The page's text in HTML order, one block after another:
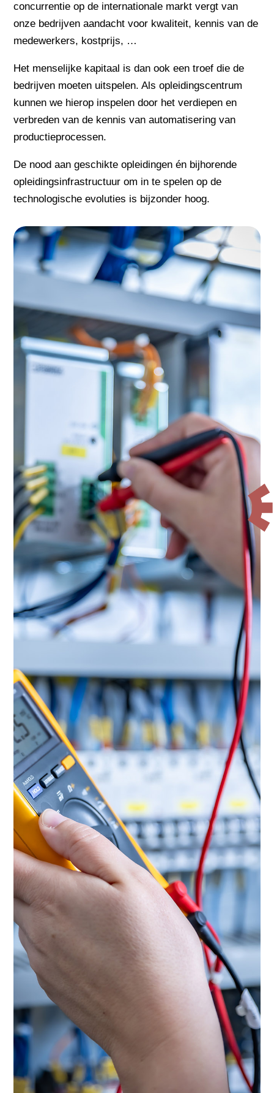
concurrentie op de internationale markt vergt van
onze bedrijven aandacht voor kwaliteit, kennis van de
medewerkers, kostprijs, …
Het menselijke kapitaal is dan ook een troef die de
bedrijven moeten uitspelen. Als opleidingscentrum
kunnen we hierop inspelen door het verdiepen en
verbreden van de kennis van automatisering van
productieprocessen.
De nood aan geschikte opleidingen én bijhorende
opleidingsinfrastructuur om in te spelen op de
technologische evoluties is bijzonder hoog.